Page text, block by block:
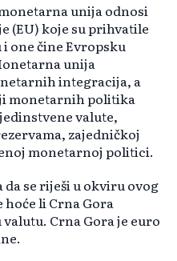
unija odnosi
(EU) koje su prihvatile
one čine Evropsku
unija
integracija, a
monetarnih politika
valute,
zajedničkoj
monetarnoj politici.
se riješi u okviru ovog
li Crna Gora
Crna Gora je euro